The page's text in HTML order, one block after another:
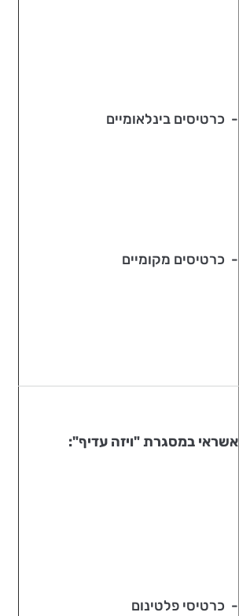
- כרטיסים בינלאומיים
- כרטיסים מקומיים
אשראי במסגרת "ויזה עדיף":
- כרטיסי פלטינום